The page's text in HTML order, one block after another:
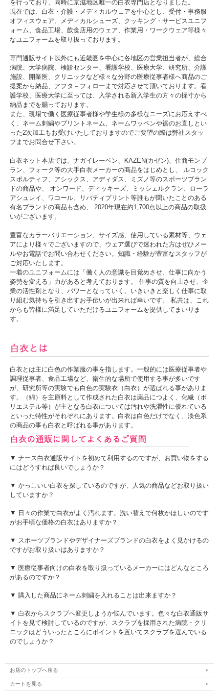
を行っており、同時に京滋地区唯一の白衣専門店となりました。
現在では、白衣・介護・メディカルウェアを中心とし、受付・事務服
オフィスウェア、メディカルシューズ、クッキング・サービスユニフ
ォーム、食品工場、飲食店用のウェア、作業用・ワークウェア等様々
なユニフォームを取り扱っております。
専門通販サイト以外にも近畿圏を中心に各地区の営業担当者が、総合
病院、大学病院、検診センター、看護学校、医療大学、研究所、介護
施設、開業医、クリニックなど様々な分野の医療従事者様へ商品のご
提案から納品、アフタ－フォローまで対応させて頂いております。看
護学校、医療大学に至っては、入学される新入学生の方々の採寸から
納品までを賜っております。
また、現場で働く医療従事者様や学生様の多様なニーズにお応えすべ
く、ネーム刺繍やプリントネーム、ネームワッペンや裾のお直しとい
った2次加工もお受けいたしておりますのでご要望の際は弊社スタッ
フまでお問合せ下さい。
白衣ネット本店では、ナガイレーベン、KAZEN(カゼン)、住商モンブ
ラン、フォーク等の大手白衣メーカーの商品をはじめとし、 ルコック
スポルティフ、アシックス、アディダス、ミズノ等のスポーツブラン
ドの商品や、 オンワード、ディッキーズ、ミッシェルクラン、ローラ
アシュレイ、ワコール、リバティプリント等誰もが聞いたことのある
有名ブランドの商品も含め、 2020年現在約1,700点以上の商品の取扱
いがございます。
豊富なカラーバリエーション、サイズ感、使用している素材等、ウェ
アにより様々でございますので、ウェア選びで迷われた方はぜひメー
ルやお電話でお問い合わせください。知識・経験が豊富なスタッフが
ご対応いたします。
一着のユニフォームには「働く人の意識を目覚めさせ、仕事に向かう
姿勢を変える」力があると考えております。 仕事の質を向上させ、企
業の活性剤となり、パワーとなっていく。いきいきと楽しく仕事に取
り組む気持ちを引き出すお手伝いが出来れば幸いです。 私共は、これ
からも皆様に満足していただけるユニフォームを提供してまいりま
す。
白衣とは主に白色の作業服の事を指します。一般的には医療従事者や
調理従事者、食品工場など、衛生的な場所で使用する事が多いです
が、研究所等の実験でも白色の実験衣（白衣）が選ばれる事がありま
す。（綿）を主原料として作成された白衣は薬品につよく、化繊（ポ
リエステル等）が主となる白衣については汚れや洗濯性に優れている
といった特性がそれぞれにあります。白衣は白色だけでなく、淡色系
の商品の事も白衣と呼ばれる事があります。
▼ ナース白衣通販サイトを初めて利用するのですが、お買い物をする
にはどうすれば良いでしょうか？
▼ かっこいい白衣を探しているのですが、人気の商品などお取り扱い
していますか？
▼ 日々の作業で白衣がよく汚れます。洗い替えで何枚かほしいのです
がお手頃な価格の白衣はありますか？
▼ スポーツブランドやデザイナーズブランドの白衣をよく見かけるの
ですがお取り扱いはありますか？
▼ 医療従事者向けの白衣を取り扱っているメーカーにはどんなところ
があるのですか？
▼ 購入した商品にネーム刺繍を入れることは出来ますか？
▼ 白衣からスクラブへ変更しようか悩んでいます。色々な白衣通販サ
イトを見て検討しているのですが、スクラブを採用された病院・クリ
ニックはどういったところにポイントを置いてスクラブを選んでいる
のでしょうか？
お店のトップへ戻る
カートを見る